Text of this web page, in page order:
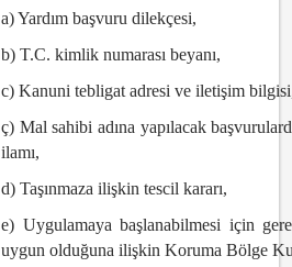
a) Yardım başvuru dilekçesi,
b) T.C. kimlik numarası beyanı,
c) Kanuni tebligat adresi ve iletişim
ç) Mal sahibi adına yapılacak
ilamı,
d) Taşınmaza ilişkin tescil kararı,
e) Uygulamaya başlanabilmesi için
uygun olduğuna ilişkin Koruma Bölge